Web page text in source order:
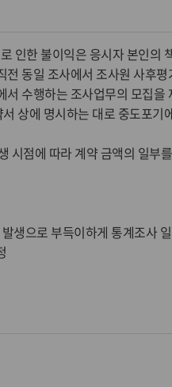
인한 불이익은 응시자 본인의
동일 조사에서 조사원 사후
수행하는 조사업무의 모집을
상에 명시하는 대로 중도포
시점에 따라 계약 금액의 일부
으로 부득이하게 통계조사